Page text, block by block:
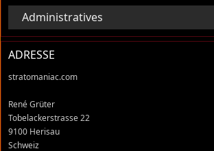
Administratives
ADRESSE
stratomaniac.com
René Grüter
Tobelackerstrasse 22
9100 Herisau
Schweiz